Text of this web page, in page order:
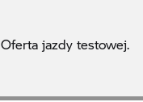
Oferta jazdy testowej.